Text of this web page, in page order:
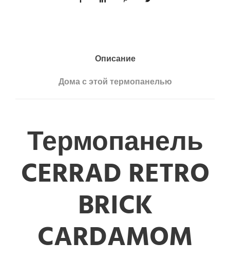
Описание
Дома с этой термопанелью
Термопанель
CERRAD RETRO
BRICK
CARDAMOM